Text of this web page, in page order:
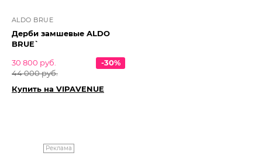
ALDO BRUE
Дерби замшевые ALDO
BRUE`
30 800 руб.
44 000 руб.
-30%
Купить на VIPAVENUE
Реклама